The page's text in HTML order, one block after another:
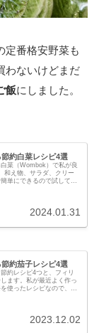
定番格安野菜も
わないけどまだ
飯にしました。
約白菜レシピ4選
菜（Wombok）で私が良
和え物、サラダ、クリー
単にできるので試してみ
2024.01.31
約茄子レシピ4選
約レシピ4つと、フィリ
ます。私が最近よく作っ
使ったレシピなので、フ
2023.12.02